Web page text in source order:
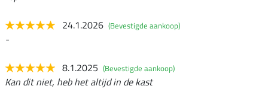
24.1.2026 (Bevestigde aankoop)
-
8.1.2025 (Bevestigde aankoop)
Kan dit niet, heb het altijd in de kast